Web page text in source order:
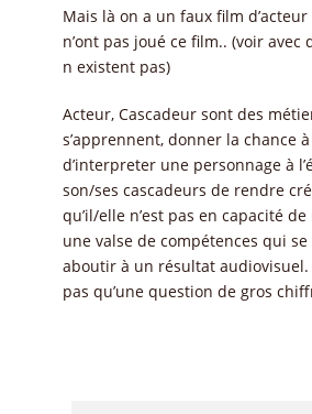
Mais là on a un faux film
n’ont pas joué ce film.. (voir avec
n existent pas)
Acteur, Cascadeur sont des
s’apprennent, donner la chance
d’interpreter une personnage à
son/ses cascadeurs de rendre
qu’il/elle n’est pas en capacité
une valse de compétences qui
aboutir à un résultat audiovisuel.
pas qu’une question de gros